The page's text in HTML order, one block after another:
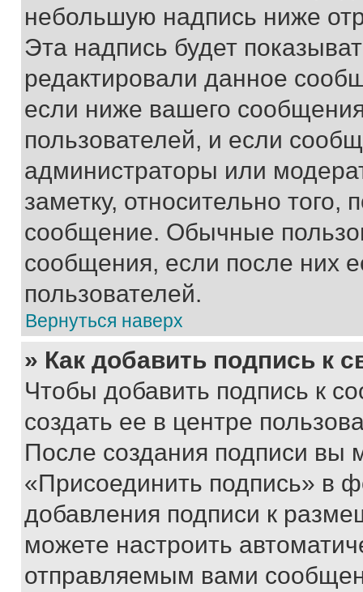
небольшую надпись ниже
Эта надпись будет
редактировали данное
если ниже вашего
пользователей, и если
администраторы или
заметку, относительно
сообщение. Обычные
сообщения, если после них
пользователей.
Вернуться наверх
» Как добавить подпись к
Чтобы добавить подпись к
создать ее в центре
После создания подписи вы
«Присоединить подпись» в
добавления подписи к
можете настроить
отправляемым вами